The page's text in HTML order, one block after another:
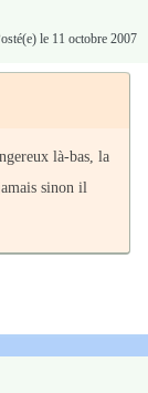
le 11 octobre 2007
là-bas, la
sinon il